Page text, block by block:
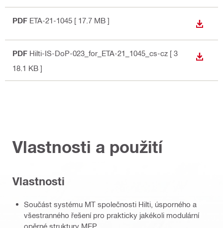
PDF ETA-21-1045 [ 17.7 MB ]
PDF Hilti-IS-DoP-023_for_ETA-21_1045_cs-cz [ 3
18.1 KB ]
Vlastnosti a použití
Vlastnosti
Součást systému MT společnosti Hilti, úsporného a
všestranného řešení pro prakticky jakékoli modulární
opěrné struktury MEP